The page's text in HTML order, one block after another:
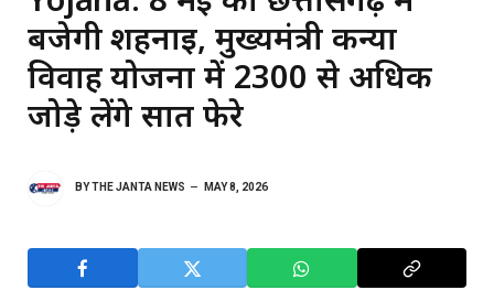
बजेगी शहनाई, मुख्यमंत्री कन्या
विवाह योजना में 2300 से अधिक
जोड़े लेंगे सात फेरे
BYTHE JANTA NEWS MAY 8, 2026